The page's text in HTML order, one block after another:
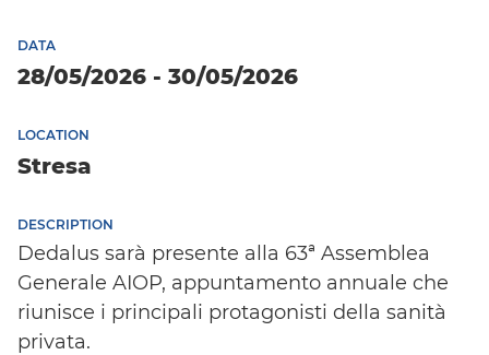
DATA
28/05/2026 - 30/05/2026
LOCATION
Stresa
DESCRIPTION
Dedalus sarà presente alla 63ª Assemblea
Generale AIOP, appuntamento annuale che
riunisce i principali protagonisti della sanità
privata.